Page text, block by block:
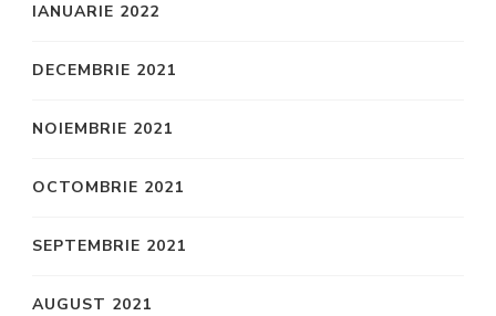
IANUARIE 2022
DECEMBRIE 2021
NOIEMBRIE 2021
OCTOMBRIE 2021
SEPTEMBRIE 2021
AUGUST 2021